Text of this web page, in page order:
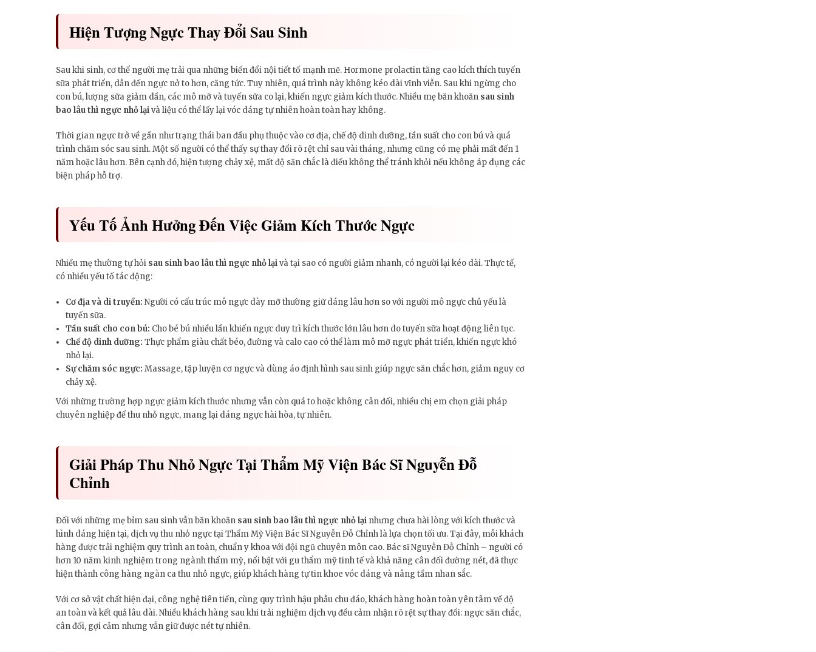
Hiện Tượng Ngực Thay Đổi Sau Sinh
Sau khi sinh, cơ thể người mẹ trải qua những biến đổi nội tiết tố mạnh mẽ. Hormone prolactin tăng cao kích thích tuyến
sữa phát triển, dẫn đến ngực nở to hơn, căng tức. Tuy nhiên, quá trình này không kéo dài vĩnh viễn. Sau khi ngừng cho
con bú, lượng sữa giảm dần, các mô mỡ và tuyến sữa co lại, khiến ngực giảm kích thước. Nhiều mẹ băn khoăn sau sinh
bao lâu thì ngực nhỏ lạivà liệu có thể lấy lại vóc dáng tự nhiên hoàn toàn hay không.
Thời gian ngực trở về gần như trạng thái ban đầu phụ thuộc vào cơ địa, chế độ dinh dưỡng, tần suất cho con bú và quá
trình chăm sóc sau sinh. Một số người có thể thấy sự thay đổi rõ rệt chỉ sau vài tháng, nhưng cũng có mẹ phải mất đến 1
năm hoặc lâu hơn. Bên cạnh đó, hiện tượng chảy xệ, mất độ săn chắc là điều không thể tránh khỏi nếu không áp dụng các
biện pháp hỗ trợ.
Yếu Tố Ảnh Hưởng Đến Việc Giảm Kích Thước Ngực
Nhiều mẹ thường tự hỏi sau sinh bao lâu thì ngực nhỏ lạivà tại sao có người giảm nhanh, có người lại kéo dài. Thực tế,
có nhiều yếu tố tác động:
Cơ địa và di truyền: Người có cấu trúc mô ngực dày mỡ thường giữ dáng lâu hơn so với người mô ngực chủ yếu là
tuyến sữa.
Tần suất cho con bú: Cho bé bú nhiều lần khiến ngực duy trì kích thước lớn lâu hơn do tuyến sữa hoạt động liên tục.
Chế độ dinh dưỡng: Thực phẩm giàu chất béo, đường và calo cao có thể làm mô mỡ ngực phát triển, khiến ngực khó
nhỏ lại.
Sự chăm sóc ngực: Massage, tập luyện cơ ngực và dùng áo định hình sau sinh giúp ngực săn chắc hơn, giảm nguy cơ
chảy xệ.
Với những trường hợp ngực giảm kích thước nhưng vẫn còn quá to hoặc không cân đối, nhiều chị em chọn giải pháp
chuyên nghiệp để thu nhỏ ngực, mang lại dáng ngực hài hòa, tự nhiên.
Giải Pháp Thu Nhỏ Ngực Tại Thẩm Mỹ Viện Bác Sĩ Nguyễn Đỗ
Chỉnh
Đối với những mẹ bỉm sau sinh vẫn băn khoăn sau sinh bao lâu thì ngực nhỏ lại nhưng chưa hài lòng với kích thước và
hình dáng hiện tại, dịch vụ thu nhỏ ngực tại Thẩm Mỹ Viện Bác Sĩ Nguyễn Đỗ Chỉnh là lựa chọn tối ưu. Tại đây, mỗi khách
hàng được trải nghiệm quy trình an toàn, chuẩn y khoa với đội ngũ chuyên môn cao. Bác sĩ Nguyễn Đỗ Chỉnh – người có
hơn 10 năm kinh nghiệm trong ngành thẩm mỹ, nổi bật với gu thẩm mỹ tinh tế và khả năng cân đối đường nét, đã thực
hiện thành công hàng ngàn ca thu nhỏ ngực, giúp khách hàng tự tin khoe vóc dáng và nâng tầm nhan sắc.
Với cơ sở vật chất hiện đại, công nghệ tiên tiến, cùng quy trình hậu phẫu chu đáo, khách hàng hoàn toàn yên tâm về độ
an toàn và kết quả lâu dài. Nhiều khách hàng sau khi trải nghiệm dịch vụ đều cảm nhận rõ rệt sự thay đổi: ngực săn chắc,
cân đối, gợi cảm nhưng vẫn giữ được nét tự nhiên.